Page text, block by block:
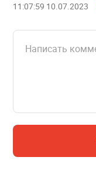
11:07:59 10.07.2023